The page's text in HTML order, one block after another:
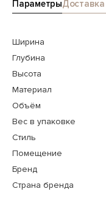
Параметры
Ширина
Глубина
Высота
Материал
Объём
Вес в упаковке
Стиль
Помещение
Бренд
Страна бренда